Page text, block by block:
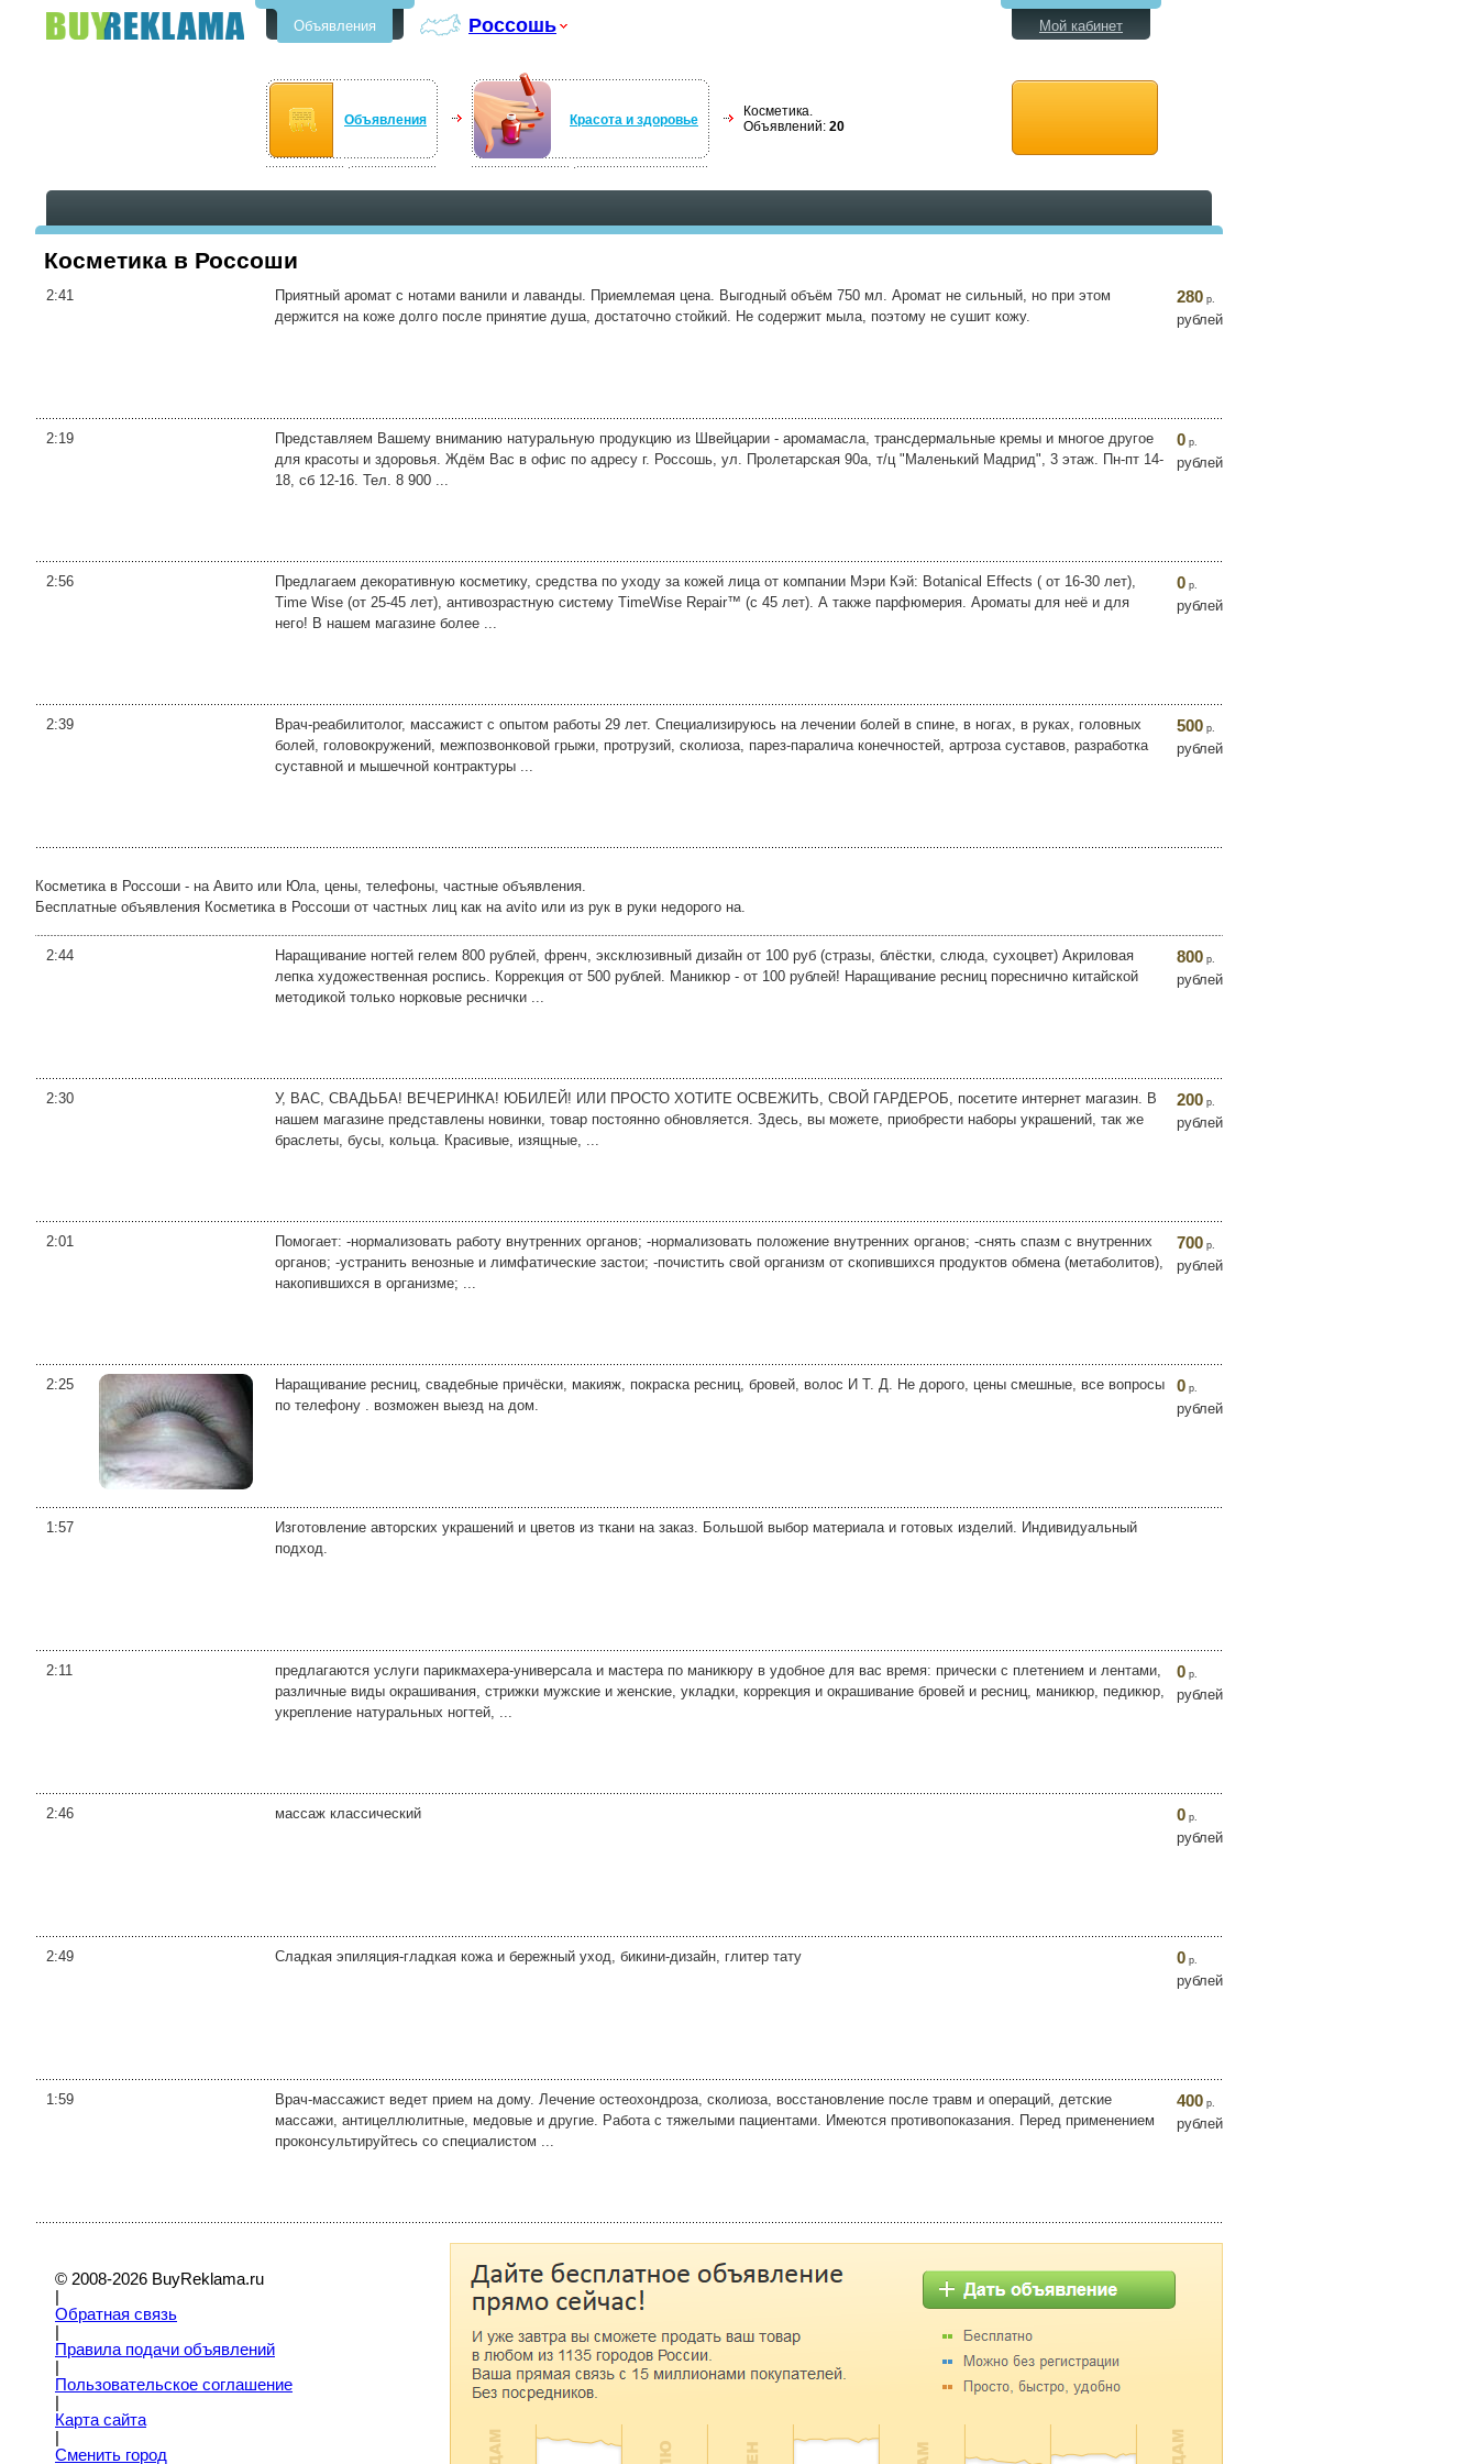
Объявления Россошь
Объявления Красота и здоровье
Косметика.
Объявлений: 20
Мой кабинет
Косметика в Россоши
2:41
Приятный аромат с нотами ванили и лаванды. Приемлемая цена. Выгодный объём 750 мл. Аромат не сильный, но при этом
держится на коже долго после принятие душа, достаточно стойкий. Не содержит мыла, поэтому не сушит кожу.
280 р.
рублей
2:19
Представляем Вашему вниманию натуральную продукцию из Швейцарии - аромамасла, трансдермальные кремы и многое другое
для красоты и здоровья. Ждём Вас в офис по адресу г. Россошь, ул. Пролетарская 90а, т/ц "Маленький Мадрид", 3 этаж. Пн-пт 14-
18, сб 12-16. Тел. 8 900 ...
0 р.
рублей
2:56
Предлагаем декоративную косметику, средства по уходу за кожей лица от компании Мэри Кэй: Botanical Effects ( от 16-30 лет),
Time Wise (от 25-45 лет), антивозрастную систему TimeWise Repair™ (с 45 лет). А также парфюмерия. Ароматы для неё и для
него! В нашем магазине более ...
0 р.
рублей
2:39
Врач-реабилитолог, массажист с опытом работы 29 лет. Специализируюсь на лечении болей в спине, в ногах, в руках, головных
болей, головокружений, межпозвонковой грыжи, протрузий, сколиоза, парез-паралича конечностей, артроза суставов, разработка
суставной и мышечной контрактуры ...
500 р.
рублей
Косметика в Россоши - на Авито или Юла, цены, телефоны, частные объявления.
Бесплатные объявления Косметика в Россоши от частных лиц как на avito или из рук в руки недорого на.
2:44
Наращивание ногтей гелем 800 рублей, френч, эксклюзивный дизайн от 100 руб (стразы, блёстки, слюда, сухоцвет) Акриловая
лепка художественная роспись. Коррекция от 500 рублей. Маникюр - от 100 рублей! Наращивание ресниц пореснично китайской
методикой только норковые реснички ...
800 р.
рублей
2:30
У, ВАС, СВАДЬБА! ВЕЧЕРИНКА! ЮБИЛЕЙ! ИЛИ ПРОСТО ХОТИТЕ ОСВЕЖИТЬ, СВОЙ ГАРДЕРОБ, посетите интернет магазин. В
нашем магазине представлены новинки, товар постоянно обновляется. Здесь, вы можете, приобрести наборы украшений, так же
браслеты, бусы, кольца. Красивые, изящные, ...
200 р.
рублей
2:01
Помогает: -нормализовать работу внутренних органов; -нормализовать положение внутренних органов; -снять спазм с внутренних
органов; -устранить венозные и лимфатические застои; -почистить свой организм от скопившихся продуктов обмена (метаболитов),
накопившихся в организме; ...
700 р.
рублей
2:25
Наращивание ресниц, свадебные причёски, макияж, покраска ресниц, бровей, волос И Т. Д. Не дорого, цены смешные, все вопросы
по телефону . возможен выезд на дом.
0 р.
рублей
1:57
Изготовление авторских украшений и цветов из ткани на заказ. Большой выбор материала и готовых изделий. Индивидуальный
подход.
2:11
предлагаются услуги парикмахера-универсала и мастера по маникюру в удобное для вас время: прически с плетением и лентами,
различные виды окрашивания, стрижки мужские и женские, укладки, коррекция и окрашивание бровей и ресниц, маникюр, педикюр,
укрепление натуральных ногтей, ...
0 р.
рублей
2:46 массаж классический 0 р.
рублей
2:49 Сладкая эпиляция-гладкая кожа и бережный уход, бикини-дизайн, глитер тату 0 р.
рублей
1:59
Врач-массажист ведет прием на дому. Лечение остеохондроза, сколиоза, восстановление после травм и операций, детские
массажи, антицеллюлитные, медовые и другие. Работа с тяжелыми пациентами. Имеются противопоказания. Перед применением
проконсультируйтесь со специалистом ...
400 р.
рублей
© 2008-2026 BuyReklama.ru
Обратная связь
Правила подачи объявлений
Пoльзовательское соглашение
Карта сайта
Сменить город